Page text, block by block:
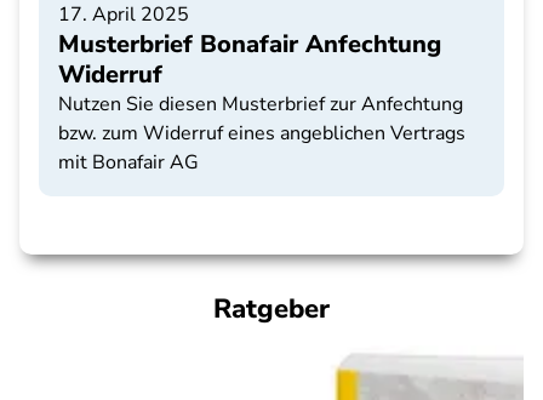
17. April 2025
Musterbrief Bonafair Anfechtung
Widerruf
Nutzen Sie diesen Musterbrief zur Anfechtung
bzw. zum Widerruf eines angeblichen Vertrags
mit Bonafair AG
Ratgeber